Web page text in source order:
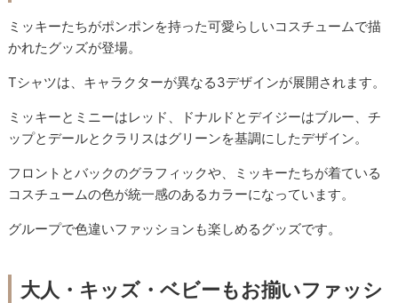
ミッキーたちがポンポンを持った可愛らしいコスチュームで描
かれたグッズが登場。
Tシャツは、キャラクターが異なる3デザインが展開されます。
ミッキーとミニーはレッド、ドナルドとデイジーはブルー、チ
ップとデールとクラリスはグリーンを基調にしたデザイン。
フロントとバックのグラフィックや、ミッキーたちが着ている
コスチュームの色が統一感のあるカラーになっています。
グループで色違いファッションも楽しめるグッズです。
大人・キッズ・ベビーもお揃いファッシ